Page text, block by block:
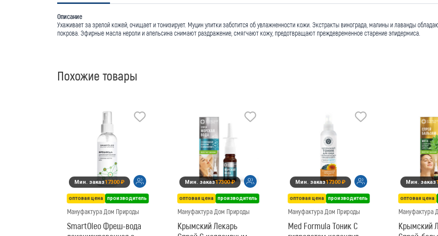
Описание
Ухаживает за зрелой кожей, очищает и тонизирует. Муцин улитки заботится об увлажненности кожи. Экстракты винограда, малины и лаванды
покрова. Эфирные масла нероли и апельсина снимают раздражение, смягчают кожу, предотвращают преждевременное старение эпидермиса.
Похожие товары
Мин. заказ17300 ₽
оптовая цена производитель
Мануфактура Дом Природы
SmartOleo Фреш-вода
Мин. заказ17300 ₽
оптовая цена производитель
Мануфактура Дом Природы
Крымский Лекарь
Мин. заказ17300 ₽
оптовая цена производитель
Мануфактура Дом Природы
Med Formula Тоник С
Мин. заказ
оптовая цена
Мануфактура
Крымский